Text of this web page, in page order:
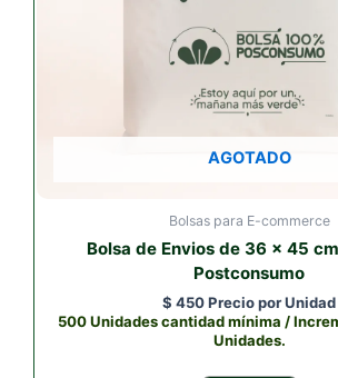
AGOTADO
Bolsas para E-commerce
Bolsa de Envios de 36 x 45
Postconsumo
$ 450Precio por Unidad
500 Unidades cantidad mínima /
Unidades.